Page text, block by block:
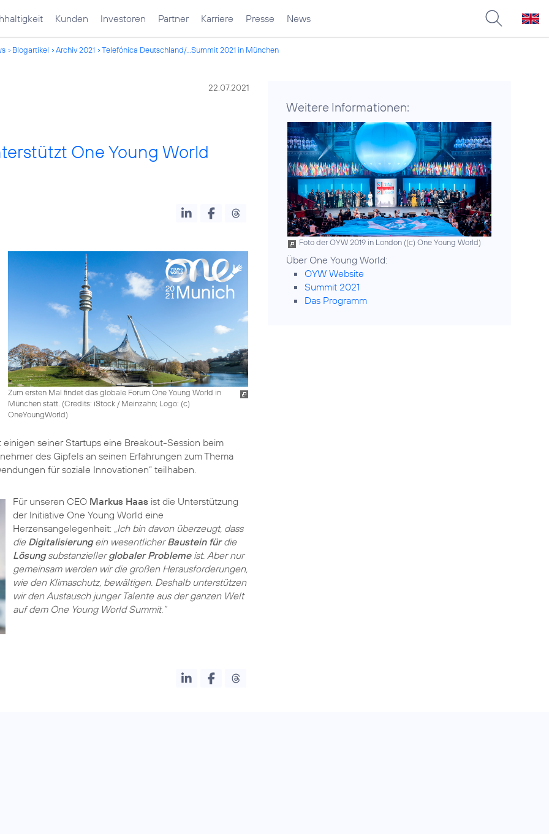
Kunden Investoren Partner Karriere Presse News
Blogartikel Archiv 2021 Telefónica Deutschland/...Summit 2021 in München
22.07.2021
One Young World
Zum ersten Mal findet das globale Forum One Young World in
München statt. (Credits: iStock / Meinzahn; Logo: (c)
OneYoungWorld)
seiner Startups eine Breakout-Session beim
des Gipfels an seinen Erfahrungen zum Thema
Für unseren CEO Markus Haas ist die Unterstützung
der Initiative One Young World eine
Herzensangelegenheit: „Ich bin davon überzeugt, dass
die Digitalisierungein wesentlicherBaustein fürdie
Lösungsubstanziellerglobaler Problemeist. Aber nur
gemeinsam werden wir die großen Herausforderungen,
wie den Klimaschutz, bewältigen. Deshalb unterstützen
wir den Austausch junger Talente aus der ganzen Welt
auf dem One Young World Summit.“
Weitere Informationen:
Foto der OYW 2019 in London ((c) One Young World)
OYW Website
Summit 2021
Das Programm